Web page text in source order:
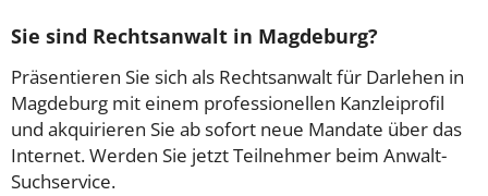
Sie sind Rechtsanwalt in Magdeburg?
Präsentieren Sie sich als Rechtsanwalt für Darlehen in
Magdeburg mit einem professionellen Kanzleiprofil
und akquirieren Sie ab sofort neue Mandate über das
Internet. Werden Sie jetzt Teilnehmer beim Anwalt-
Suchservice.